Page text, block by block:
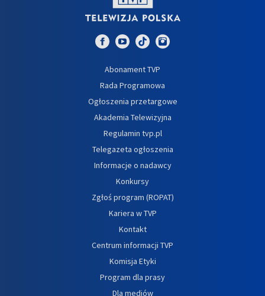
Abonament TVP
Rada Programowa
Ogłoszenia przetargowe
Akademia Telewizyjna
Regulamin tvp.pl
Telegazeta ogłoszenia
Informacje o nadawcy
Konkursy
Zgłoś program (ROPAT)
Kariera w TVP
Kontakt
Centrum informacji TVP
Komisja Etyki
Program dla prasy
Dla mediów